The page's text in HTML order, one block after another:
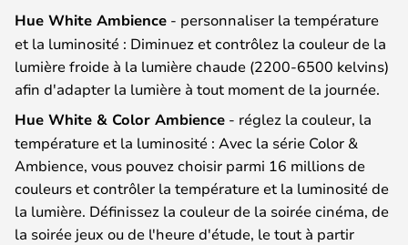
Hue White Ambience - personnaliser la température
et la luminosité : Diminuez et contrôlez la couleur de la
lumière froide à la lumière chaude (2200-6500 kelvins)
afin d'adapter la lumière à tout moment de la journée.
Hue White & Color Ambience - réglez la couleur, la
température et la luminosité : Avec la série Color &
Ambience, vous pouvez choisir parmi 16 millions de
couleurs et contrôler la température et la luminosité de
la lumière. Définissez la couleur de la soirée cinéma, de
la soirée jeux ou de l'heure d'étude, le tout à partir